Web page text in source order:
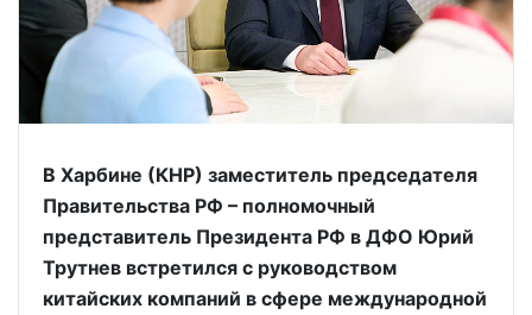
В Харбине (КНР) заместитель председателя
Правительства РФ – полномочный
представитель Президента РФ в ДФО Юрий
Трутнев встретился с руководством
китайских компаний в сфере международной